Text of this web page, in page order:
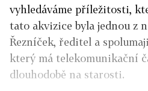
vyhledáváme příležitosti,
tato akvizice byla jednou z
Řezníček, ředitel a
který má telekomunikační
dlouhodobě na starosti.